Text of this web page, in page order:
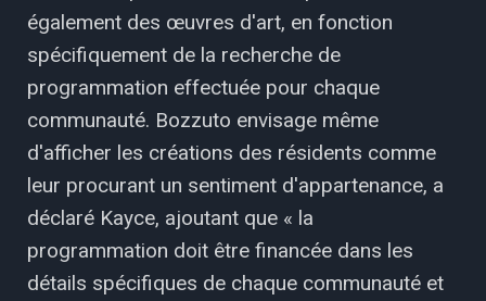
également des œuvres d'art, en fonction
spécifiquement de la recherche de
programmation effectuée pour chaque
communauté. Bozzuto envisage même
d'afficher les créations des résidents comme
leur procurant un sentiment d'appartenance, a
déclaré Kayce, ajoutant que « la
programmation doit être financée dans les
détails spécifiques de chaque communauté et